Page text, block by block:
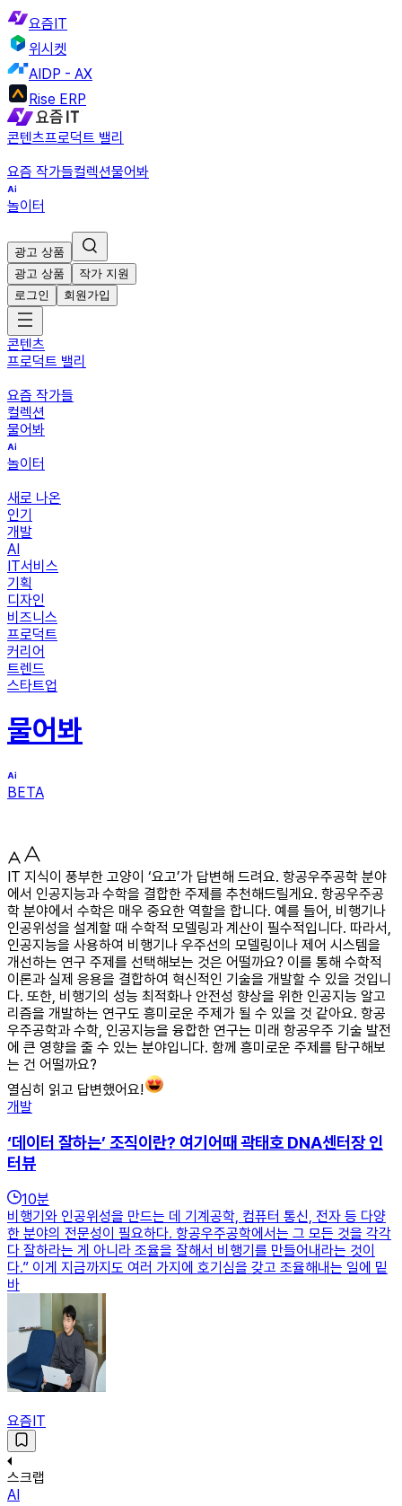
요즘IT
위시켓
AIDP - AX
Rise ERP
콘텐츠프로덕트 밸리
요즘 작가들컬렉션물어봐
놀이터
광고 상품
광고 상품
작가 지원
로그인
회원가입
콘텐츠
프로덕트 밸리
요즘 작가들
컬렉션
물어봐
놀이터
새로 나온
인기
개발
AI
IT서비스
기획
디자인
비즈니스
프로덕트
커리어
트렌드
스타트업
물어봐
BETA
IT 지식이 풍부한 고양이 ‘요고’가 답변해 드려요. 항공우주공학 분야
에서 인공지능과 수학을 결합한 주제를 추천해드릴게요. 항공우주공
학 분야에서 수학은 매우 중요한 역할을 합니다. 예를 들어, 비행기나
인공위성을 설계할 때 수학적 모델링과 계산이 필수적입니다. 따라서,
인공지능을 사용하여 비행기나 우주선의 모델링이나 제어 시스템을
개선하는 연구 주제를 선택해보는 것은 어떨까요? 이를 통해 수학적
이론과 실제 응용을 결합하여 혁신적인 기술을 개발할 수 있을 것입니
다. 또한, 비행기의 성능 최적화나 안전성 향상을 위한 인공지능 알고
리즘을 개발하는 연구도 흥미로운 주제가 될 수 있을 것 같아요. 항공
우주공학과 수학, 인공지능을 융합한 연구는 미래 항공우주 기술 발전
에 큰 영향을 줄 수 있는 분야입니다. 함께 흥미로운 주제를 탐구해보
는 건 어떨까요?
열심히 읽고 답변했어요!
개발
‘데이터 잘하는’ 조직이란? 여기어때 곽태호 DNA센터장 인
터뷰
10분
비행기와 인공위성을 만드는 데 기계공학, 컴퓨터 통신, 전자 등 다양
한 분야의 전문성이 필요하다. 항공우주공학에서는 그 모든 것을 각각
다 잘하라는 게 아니라 조율을 잘해서 비행기를 만들어내라는 것이
다.” 이게 지금까지도 여러 가지에 호기심을 갖고 조율해내는 일에 밑
바
요즘IT
스크랩
AI